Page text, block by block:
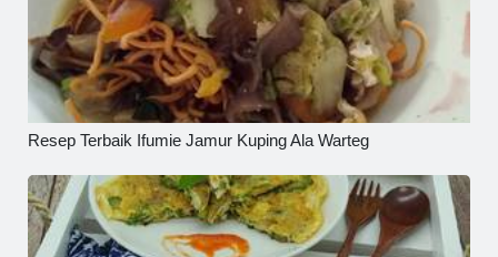
Resep Terbaik Ifumie Jamur Kuping Ala Warteg